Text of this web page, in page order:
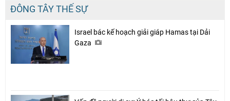
ĐÔNG TÂY THẾ SỰ
Israel bác kế hoạch giải giáp Hamas tại Dải
Gaza